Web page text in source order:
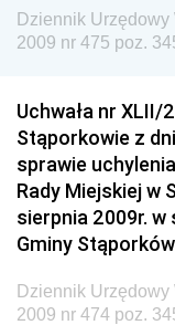
Dziennik
Granicznej
Drogowego
Dziennik
Dziennik
Dziennik
Społecznej
Dziennik
i Gospodarki
Dziennik
2009 nr 475 poz.
Uchwała nr XLII/
Stąporkowie z
sprawie
Rady Miejskiej w
sierpnia 2009r.
Gminy
Dziennik
2009 nr 474 poz.